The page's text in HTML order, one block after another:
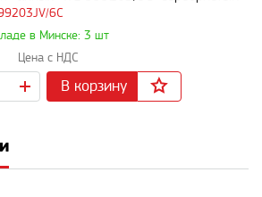
6C
в Минске: 3 шт
В корзину